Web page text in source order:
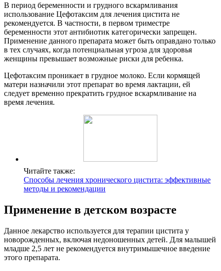
В период беременности и грудного вскармливания
использование Цефотаксим для лечения цистита не
рекомендуется. В частности, в первом триместре
беременности этот антибиотик категорически запрещен.
Применение данного препарата может быть оправдано только
в тех случаях, когда потенциальная угроза для здоровья
женщины превышает возможные риски для ребенка.
Цефотаксим проникает в грудное молоко. Если кормящей
матери назначили этот препарат во время лактации, ей
следует временно прекратить грудное вскармливание на
время лечения.
Читайте также:
Способы лечения хронического цистита: эффективные
методы и рекомендации
Применение в детском возрасте
Данное лекарство используется для терапии цистита у
новорожденных, включая недоношенных детей. Для малышей
младше 2,5 лет не рекомендуется внутримышечное введение
этого препарата.